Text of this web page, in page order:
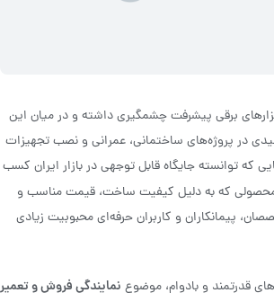
برقی پیشرفت چشمگیری داشته و در میان این
در پروژه‌های ساختمانی، عمرانی و نصب تجهیزات
که توانسته جایگاه قابل توجهی در بازار ایران کسب
که به دلیل کیفیت ساخت، قیمت مناسب و
پیمانکاران و کاربران حرفه‌ای محبوبیت زیادی
قدرتمند و بادوام، موضوع نمایندگی فروش و تعمیر